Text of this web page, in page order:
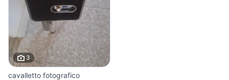
3
cavalletto fotografico